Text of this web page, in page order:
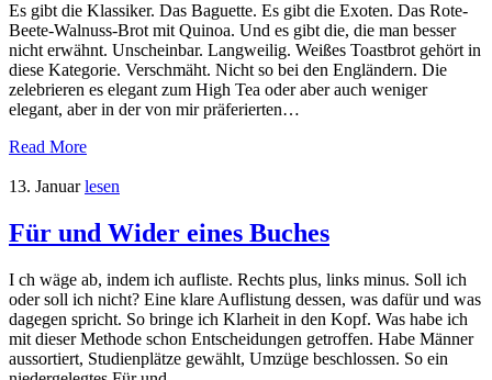
Es gibt die Klassiker. Das Baguette. Es gibt die Exoten. Das Rote-
Beete-Walnuss-Brot mit Quinoa. Und es gibt die, die man besser
nicht erwähnt. Unscheinbar. Langweilig. Weißes Toastbrot gehört in
diese Kategorie. Verschmäht. Nicht so bei den Engländern. Die
zelebrieren es elegant zum High Tea oder aber auch weniger
elegant, aber in der von mir präferierten…
Read More
13. Januar lesen
Für und Wider eines Buches
I ch wäge ab, indem ich aufliste. Rechts plus, links minus. Soll ich
oder soll ich nicht? Eine klare Auflistung dessen, was dafür und was
dagegen spricht. So bringe ich Klarheit in den Kopf. Was habe ich
mit dieser Methode schon Entscheidungen getroffen. Habe Männer
aussortiert, Studienplätze gewählt, Umzüge beschlossen. So ein